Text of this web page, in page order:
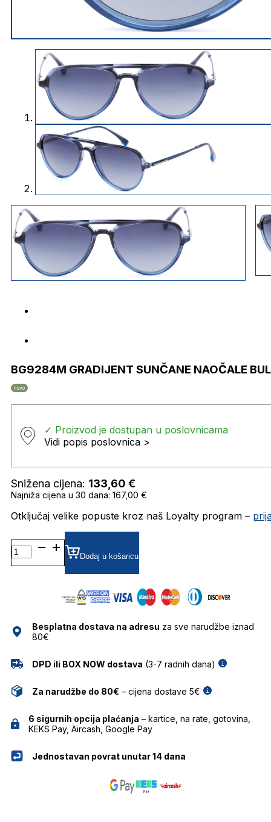
BG9284M GRADIJENT SUNČANE NAOČALE
novo
✓ Proizvod je dostupan u poslovnicama
Vidi popis poslovnica >
Snižena cijena: 133,60 €
Najniža cijena u 30 dana: 167,00 €
Otključaj velike popuste kroz naš Loyalty program –
BG9284M
GRADIJENT SUNČANE
NAOČALE
Dodaj u košaricu
Besplatna dostava na adresu za sve narudžbe iznad
80€
DPD ili BOX NOW dostava (3-7 radnih dana)
Za narudžbe do 80€ – cijena dostave 5€
6 sigurnih opcija plaćanja – kartice, na rate, gotovina,
KEKS Pay, Aircash, Google Pay
Jednostavan povrat unutar 14 dana